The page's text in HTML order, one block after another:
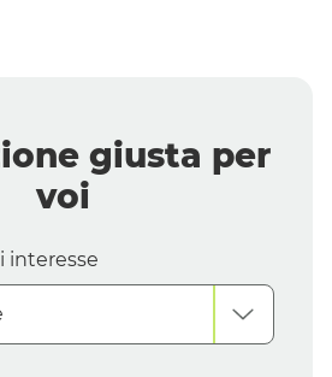
giusta per
voi
interesse